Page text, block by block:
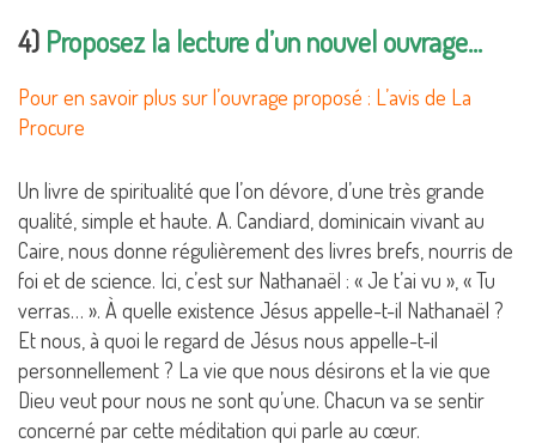
4) Proposez la lecture d’un nouvel ouvrage…
Pour en savoir plus sur l’ouvrage proposé : L’avis de La
Procure
Un livre de spiritualité que l’on dévore, d’une très grande
qualité, simple et haute. A. Candiard, dominicain vivant au
Caire, nous donne régulièrement des livres brefs, nourris de
foi et de science. Ici, c’est sur Nathanaël : « Je t’ai vu », « Tu
verras… ». À quelle existence Jésus appelle-t-il Nathanaël ?
Et nous, à quoi le regard de Jésus nous appelle-t-il
personnellement ? La vie que nous désirons et la vie que
Dieu veut pour nous ne sont qu’une. Chacun va se sentir
concerné par cette méditation qui parle au cœur.